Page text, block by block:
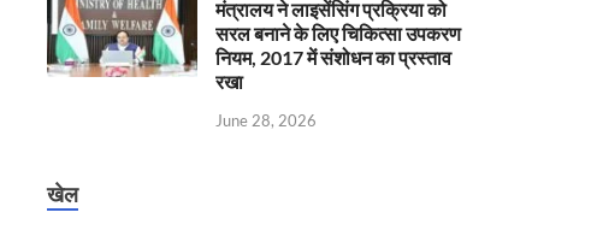
मंत्रालय ने लाइसेंसिंग प्रक्रिया को
सरल बनाने के लिए चिकित्सा उपकरण
नियम, 2017 में संशोधन का प्रस्ताव
रखा
June 28, 2026
खेल